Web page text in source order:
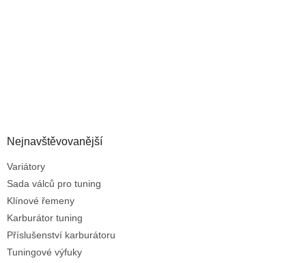
Nejnavštěvovanější
Variátory
Sada válců pro tuning
Klínové řemeny
Karburátor tuning
Příslušenství karburátoru
Tuningové výfuky